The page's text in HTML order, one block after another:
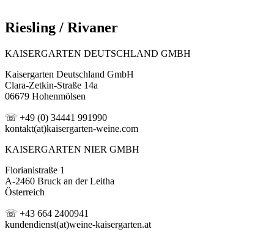
Riesling / Rivaner
KAISERGARTEN DEUTSCHLAND GMBH
Kaisergarten Deutschland GmbH
Clara-Zetkin-Straße 14a
06679 Hohenmölsen
☏ +49 (0) 34441 991990
kontakt(at)kaisergarten-weine.com
KAISERGARTEN NIER GMBH
Florianistraße 1
A-2460 Bruck an der Leitha
Österreich
☏ +43 664 2400941
kundendienst(at)weine-kaisergarten.at